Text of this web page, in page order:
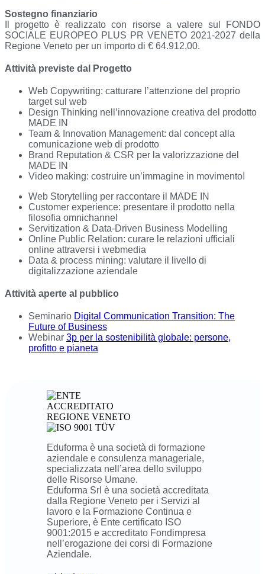
Sostegno finanziario
Il progetto è realizzato con risorse a valere sul FONDO
SOCIALE EUROPEO PLUS PR VENETO 2021-2027 della
Regione Veneto per un importo di € 64.912,00.
Attività previste dal Progetto
Web Copywriting: catturare l’attenzione del proprio
target sul web
Design Thinking nell’innovazione creativa del prodotto
MADE IN
Team & Innovation Management: dal concept alla
comunicazione web di prodotto
Brand Reputation & CSR per la valorizzazione del
MADE IN
Video making: costruire un’immagine in movimento!
Web Storytelling per raccontare il MADE IN
Customer experience: presentare il prodotto nella
filosofia omnichannel
Servitization & Data-Driven Business Modelling
Online Public Relation: curare le relazioni ufficiali
online attraversi i webmedia
Data & process mining: valutare il livello di
digitalizzazione aziendale
Attività aperte al pubblico
Seminario Digital Communication Transition: The
Future of Business
Webinar 3p per la sostenibilità globale: persone,
profitto e pianeta
Eduforma è una società di formazione
aziendale e consulenza manageriale,
specializzata nell’area dello sviluppo
delle Risorse Umane.
Eduforma Srl è una società accreditata
dalla Regione Veneto per i Servizi al
lavoro e la Formazione Continua e
Superiore, è Ente certificato ISO
9001:2015 e accreditato Fondimpresa
nell’erogazione dei corsi di Formazione
Aziendale.